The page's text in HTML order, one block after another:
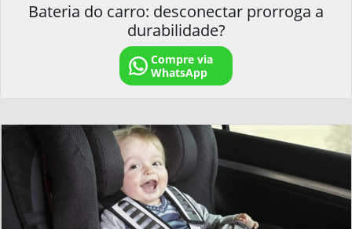
Bateria do carro: desconectar prorroga a
durabilidade?
Compre via
WhatsApp